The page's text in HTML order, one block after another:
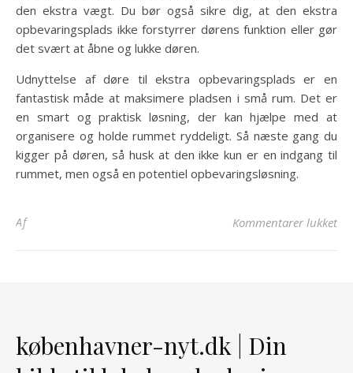
den ekstra vægt. Du bør også sikre dig, at den ekstra
opbevaringsplads ikke forstyrrer dørens funktion eller gør
det svært at åbne og lukke døren.
Udnyttelse af døre til ekstra opbevaringsplads er en
fantastisk måde at maksimere pladsen i små rum. Det er
en smart og praktisk løsning, der kan hjælpe med at
organisere og holde rummet ryddeligt. Så næste gang du
kigger på døren, så husk at den ikke kun er en indgang til
rummet, men også en potentiel opbevaringsløsning.
Af Kommentarer lukkettil
københavner-nyt.dk | Din